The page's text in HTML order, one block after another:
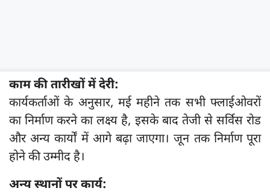
काम की तारीखों में देरी:
कार्यकर्ताओं के अनुसार, मई महीने तक सभी फ्लाईओवरों
का निर्माण करने का लक्ष्य है, इसके बाद तेजी से सर्विस रोड
और अन्य कार्यों में आगे बढ़ा जाएगा। जून तक निर्माण पूरा
होने की उम्मीद है।
अन्य स्थानों पर कार्य: